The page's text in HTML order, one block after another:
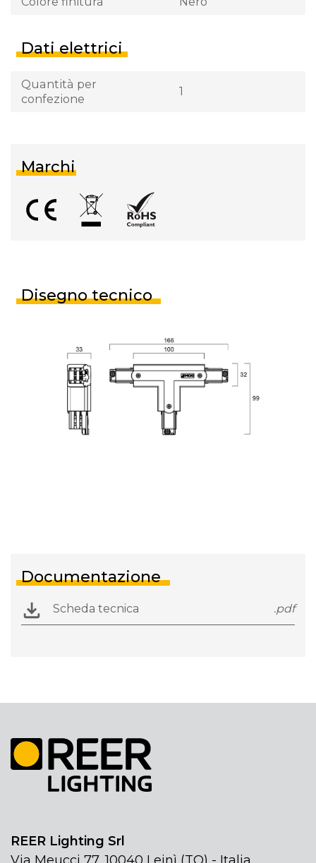
Dati elettrici
Quantità per
confezione
1
Marchi
Disegno tecnico
Documentazione
Scheda tecnica .pdf
REER Lighting Srl
Via Meucci 77, 10040 Leinì (TO) - Italia